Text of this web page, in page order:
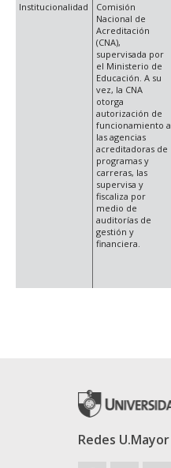
Institucionalidad
Comisión
Nacional de
Acreditación
(CNA),
supervisada por
el Ministerio de
Educación. A su
vez, la CNA
otorga
autorización de
funcionamiento a
las agencias
acreditadoras de
programas y
carreras, las
supervisa y
fiscaliza por
medio de
auditorías de
gestión y
financiera.
Redes U.Mayor